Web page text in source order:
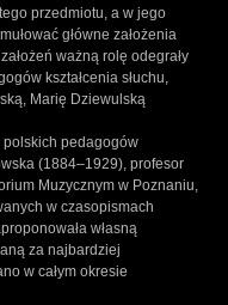
przedmiotu, a w jego
główne założenia
ważną rolę odegrały
kształcenia słuchu,
Marię Dziewulską
pedagogów
(1884–1929), profesor
Muzycznym w Poznaniu,
w czasopismach
własną
za najbardziej
w całym okresie